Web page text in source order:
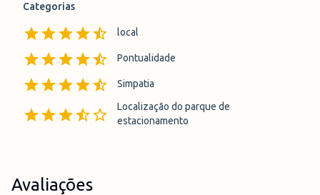
Categorias
local
Pontualidade
Simpatia
Localização do parque de
estacionamento
Avaliações